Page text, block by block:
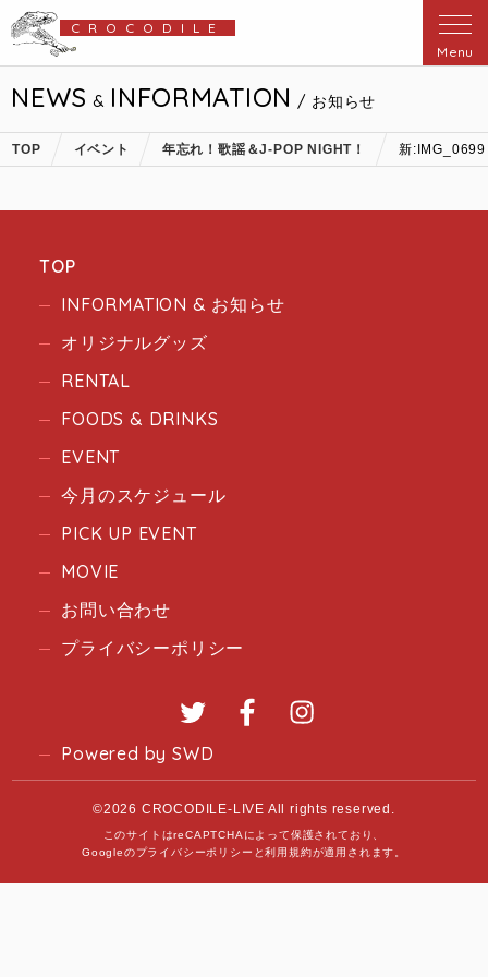
CROCODILE
Menu
NEWS & INFORMATION / お知らせ
TOP イベント 年忘れ！歌謡＆J-POP NIGHT！ 新:IMG_0699
TOP
INFORMATION & お知らせ
オリジナルグッズ
RENTAL
FOODS & DRINKS
EVENT
今月のスケジュール
PICK UP EVENT
MOVIE
お問い合わせ
プライバシーポリシー
Twitter Facebook
Powered by SWD
©2026 CROCODILE-LIVE All rights reserved.
このサイトはreCAPTCHAによって保護されており、
Googleのプライバシーポリシー と利用規約が適用されます。